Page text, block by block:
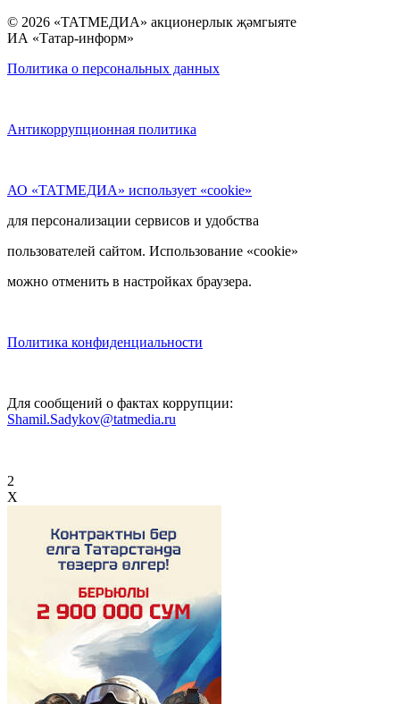
© 2026 «ТАТМЕДИА» акционерлык җәмгыяте
ИА «Татар-информ»
Политика о персональных данных
Антикоррупционная политика
АО «ТАТМЕДИА» использует «cookie»
для персонализации сервисов и удобства
пользователей сайтом. Использование «cookie»
можно отменить в настройках браузера.
Политика конфиденциальности
Для сообщений о фактах коррупции:
Shamil.Sadykov@tatmedia.ru
2
X